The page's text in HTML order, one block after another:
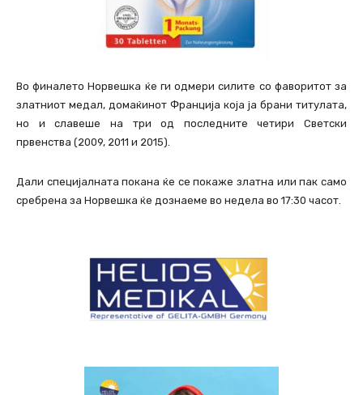
Во финалето Норвешка ќе ги одмери силите со фаворитот за
златниот медал, домаќинот Франција која ја брани титулата,
но и славеше на три од последните четири Светски
првенства (2009, 2011 и 2015).
Дали специјалната покана ќе се покаже златна или пак само
сребрена за Норвешка ќе дознаеме во недела во 17:30 часот.